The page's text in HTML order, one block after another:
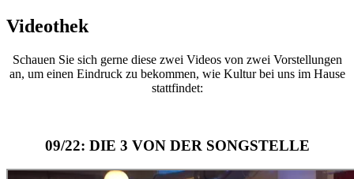
Videothek
Schauen Sie sich gerne diese zwei Videos von zwei Vorstellungen
an, um einen Eindruck zu bekommen, wie Kultur bei uns im Hause
stattfindet:
09/22: DIE 3 VON DER SONGSTELLE